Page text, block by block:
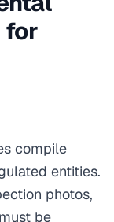
for
compile
entities.
photos,
be